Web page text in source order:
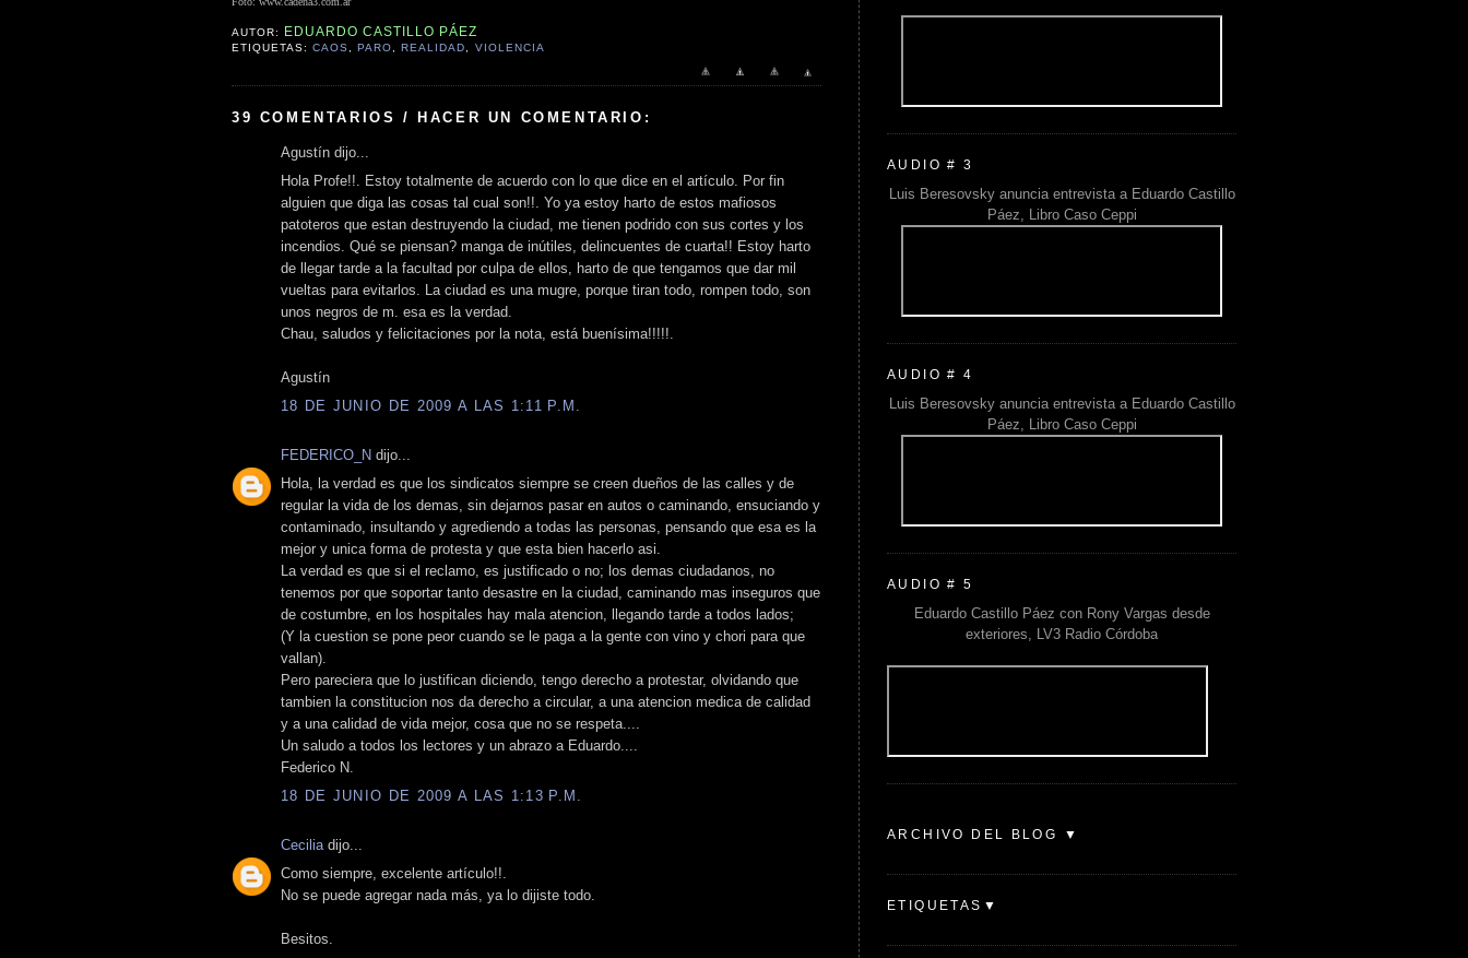
AUTOR: EDUARDO CASTILLO PÁEZ
ETIQUETAS:CAOS ,PARO ,REALIDAD VIOLENCIA
39 COMENTARIOS / HACER UN COMENTARIO:
Agustín dijo...
Hola Profe!!. Estoy totalmente de acuerdo con lo que dice en el artículo. Por fin
alguien que diga las cosas tal cual son!!. Yo ya estoy harto de estos mafiosos
patoteros que estan destruyendo la ciudad, me tienen podrido con sus cortes y los
incendios. Qué se piensan? manga de inútiles, delincuentes de cuarta!! Estoy harto
de llegar tarde a la facultad por culpa de ellos, harto de que tengamos que dar mil
vueltas para evitarlos. La ciudad es una mugre, porque tiran todo, rompen todo, son
unos negros de m. esa es la verdad.
Chau, saludos y felicitaciones por la nota, está buenísima!!!!!.
Agustín
18 DE JUNIO DE 2009 A LAS 1:11 P.M.
FEDERICO_N dijo...
Hola, la verdad es que los sindicatos siempre se creen dueños de las calles y de
regular la vida de los demas, sin dejarnos pasar en autos o caminando, ensuciando y
contaminado, insultando y agrediendo a todas las personas, pensando que esa es la
mejor y unica forma de protesta y que esta bien hacerlo asi.
La verdad es que si el reclamo, es justificado o no; los demas ciudadanos, no
tenemos por que soportar tanto desastre en la ciudad, caminando mas inseguros que
de costumbre, en los hospitales hay mala atencion, llegando tarde a todos lados;
(Y la cuestion se pone peor cuando se le paga a la gente con vino y chori para que
vallan).
Pero pareciera que lo justifican diciendo, tengo derecho a protestar, olvidando que
tambien la constitucion nos da derecho a circular, a una atencion medica de calidad
y a una calidad de vida mejor, cosa que no se respeta....
Un saludo a todos los lectores y un abrazo a Eduardo....
Federico N.
18 DE JUNIO DE 2009 A LAS 1:13 P.M.
Cecilia dijo...
Como siempre, excelente artículo!!.
No se puede agregar nada más, ya lo dijiste todo.
Besitos.
AUDIO # 3
Luis Beresovsky anuncia entrevista a Eduardo Castillo
Páez, Libro Caso Ceppi
AUDIO # 4
Luis Beresovsky anuncia entrevista a Eduardo Castillo
Páez, Libro Caso Ceppi
AUDIO # 5
Eduardo Castillo Páez con Rony Vargas desde
exteriores, LV3 Radio Córdoba
ARCHIVO DEL BLOG ▼
ETIQUETAS▼